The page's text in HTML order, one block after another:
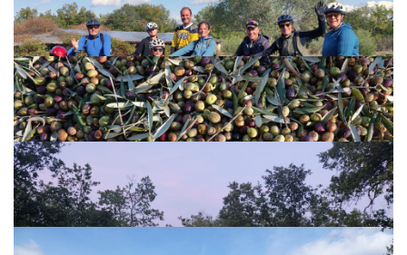
EVENEMENTS
SUR PLACE
MASSAGE & REFLEXOLOGIE
SUR PLACE
CIRCUITS VÉLO
SUR PLACE